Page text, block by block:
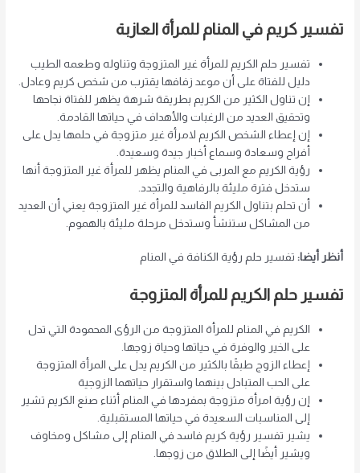
تفسير كريم في المنام للمرأة العازبة
تفسير حلم الكريم للمرأة غير المتزوجة وتناوله وطعمه الطيب
دليل للفتاة على أن موعد زفافها يقترب من شخص كريم وعادل.
إن تناول الكثير من الكريم بطريقة شرهة يظهر للفتاة نجاحها
وتحقيق العديد من الرغبات والأهداف في حياتها القادمة.
إن إعطاء الشخص الكريم لامرأة غير متزوجة في حلمها يدل على
أفراح وسعادة وسماع أخبار جيدة وسعيدة.
رؤية الكريم مع المربى في المنام يظهر للمرأة غير المتزوجة أنها
ستدخل فترة مليئة بالرفاهية والتجدد.
أن تحلم بتناول الكريم الفاسد للمرأة غير المتزوجة يعني أن العديد
من المشاكل ستنشأ وستدخل مرحلة مليئة بالهموم.
أنظر أيضا: تفسير حلم رؤية الكنافة في المنام
تفسير حلم الكريم للمرأة المتزوجة
الكريم في المنام للمرأة المتزوجة من الرؤى المحمودة التي تدل
على الخير والوفرة في حياتها وحياة زوجها.
إعطاء الزوج طبقًا بالكثير من الكريم يدل على المرأة المتزوجة
على الحب المتبادل بينهما واستقرار حياتهما الزوجية
إن رؤية امرأة متزوجة بمفردها في المنام أثناء صنع الكريم تشير
إلى المناسبات السعيدة في حياتها المستقبلية.
يشير تفسير رؤية كريم فاسد في المنام إلى مشاكل ومخاوف
ويشير أيضًا إلى الطلاق من زوجها.